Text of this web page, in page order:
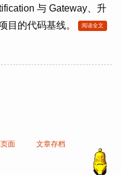
与 Gateway、升
目的代码基线。
阅读全文
面 文章存档